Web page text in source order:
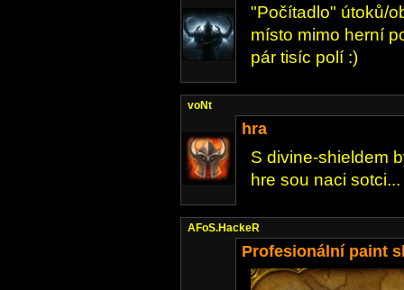
"Počítadlo" útoků/
místo mimo herní
pár tisíc polí :)
voNt
hra
S divine-shieldem
hre sou naci sotci...
AFoS.HackeR
Profesionální paint